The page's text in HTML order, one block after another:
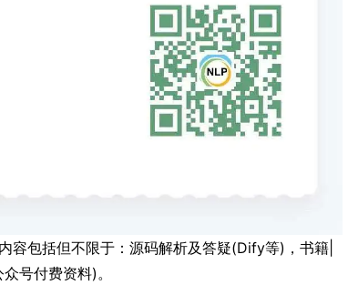
容包括但不限于：源码解析及答疑(Dify等)，书籍|
号付费资料)。